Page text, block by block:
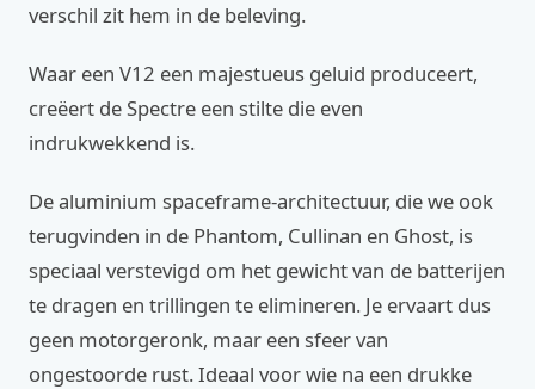
verschil zit hem in de beleving.
Waar een V12 een majestueus geluid produceert,
creëert de Spectre een stilte die even
indrukwekkend is.
De aluminium spaceframe-architectuur, die we ook
terugvinden in de Phantom, Cullinan en Ghost, is
speciaal verstevigd om het gewicht van de batterijen
te dragen en trillingen te elimineren. Je ervaart dus
geen motorgeronk, maar een sfeer van
ongestoorde rust. Ideaal voor wie na een drukke